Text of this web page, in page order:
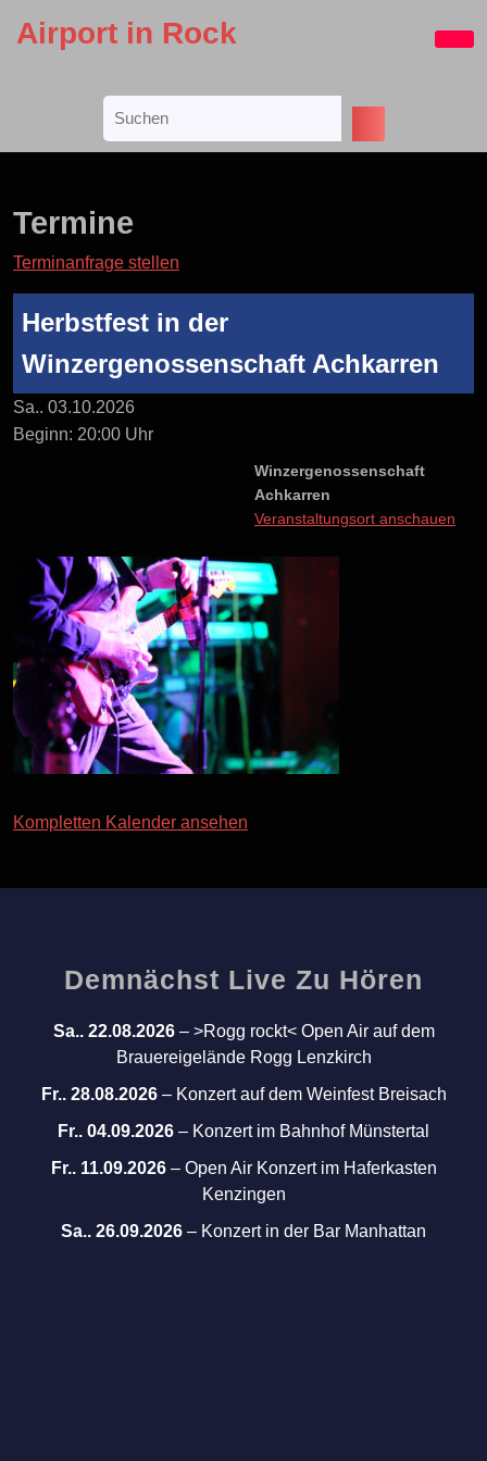
Airport in Rock
Termine
Terminanfrage stellen
Herbstfest in der
Winzergenossenschaft Achkarren
Sa.. 03.10.2026
Beginn: 20:00 Uhr
Winzergenossenschaft
Achkarren
Veranstaltungsort anschauen
Kompletten Kalender ansehen
Demnächst Live Zu Hören
Sa.. 22.08.2026– >Rogg rockt< Open Air auf dem
Brauereigelände Rogg Lenzkirch
Fr.. 28.08.2026– Konzert auf dem Weinfest Breisach
Fr.. 04.09.2026 – Konzert im Bahnhof Münstertal
Fr.. 11.09.2026– Open Air Konzert im Haferkasten
Kenzingen
Sa.. 26.09.2026 – Konzert in der Bar Manhattan